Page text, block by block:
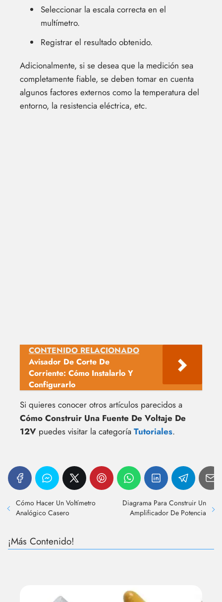
Seleccionar la escala correcta en el
multímetro.
Registrar el resultado obtenido.
Adicionalmente, si se desea que la medición sea
completamente fiable, se deben tomar en cuenta
algunos factores externos como la temperatura del
entorno, la resistencia eléctrica, etc.
CONTENIDO RELACIONADO
Avisador De Corte De
Corriente: Cómo Instalarlo Y
Configurarlo
Si quieres conocer otros artículos parecidos a
Cómo Construir Una Fuente De Voltaje De
12V puedes visitar la categoría Tutoriales.
Cómo Hacer Un Voltímetro
Analógico Casero
Diagrama Para Construir Un
Amplificador De Potencia
¡Más Contenido!